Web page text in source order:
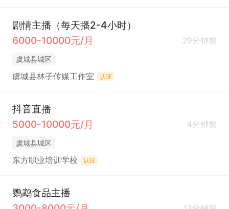
剧情主播（每天播2-4小时）
6000-10000元/月
29分钟前
虞城县城区
虞城县林子传媒工作室 认证
抖音直播
5000-10000元/月
4分钟前
虞城县城区
东方职业培训学校 认证
鹦鹉食品主播